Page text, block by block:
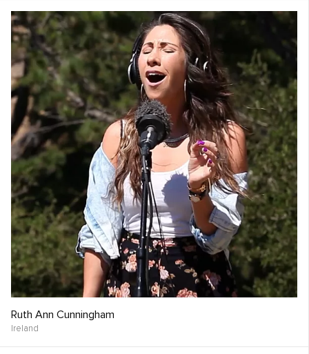
Ruth Ann Cunningham
Ireland